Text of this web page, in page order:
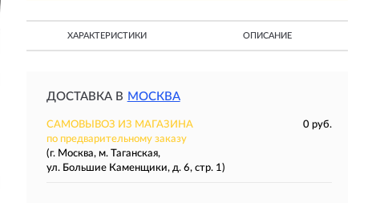
ХАРАКТЕРИСТИКИ ОПИСАНИЕ
ДОСТАВКА В МОСКВА
САМОВЫВОЗ ИЗ МАГАЗИНА
0 руб.
по предварительному заказу
(г. Москва, м. Таганская,
ул. Большие Каменщики, д. 6, стр. 1)